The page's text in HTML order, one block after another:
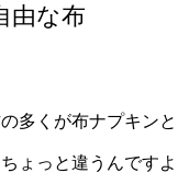
由な布
多くが布ナプキン
ょっと違うんです